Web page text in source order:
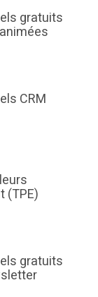
gratuits
CRM
(TPE)
gratuits